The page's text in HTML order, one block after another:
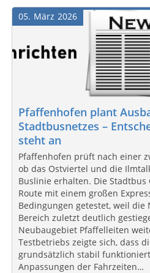
März
05 2026
Pfaffenhofen plant
Stadtbusnetzes –
steht an
Pfaffenhofen prüft nach einer
ob das Ostviertel und die
Buslinie erhalten. Die
Route mit einem großen
Bedingungen getestet, weil die
Bereich zuletzt deutlich
Neubaugebiet Pfaffelleiten
Testbetriebs zeigte sich, dass
grundsätzlich stabil
Anpassungen der Fahrzeiten…